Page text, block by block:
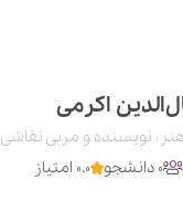
اکرمی
نویسنده و مربی نقاشی
0 دانشجو 0.0 امتیاز